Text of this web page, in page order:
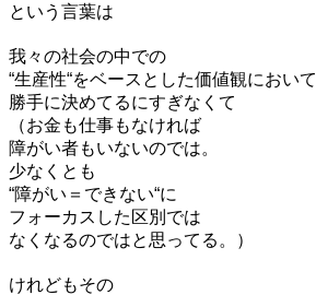
という言葉は
我々の社会の中での
“生産性“をベースとした価値観において
勝手に決めてるにすぎなくて
（お金も仕事もなければ
障がい者もいないのでは。
少なくとも
“障がい＝できない“に
フォーカスした区別では
なくなるのではと思ってる。）
けれどもその